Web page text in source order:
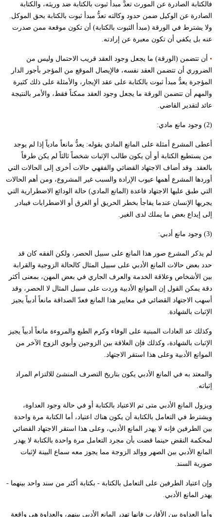
فالكتابة الصادرة عن المورث تعدُّ مبدأ ثبوت بالكتابة ضد وريثه، والكتابة
الصادرة عن الوكيل ضمن حدود وكالته تعدُّ مبدأ ثبوت بالكتابة بحق الموكل.
ولا يشترط في الورقة (مبدأ الثبوت بالكتابة) أن تكون موقعة ممن صدرت
عنه بل يكفي أن تكون معبرة عن إرادته.
• أن تتضمن (الورقة) ما يجعل وجود العقد قريب الاحتمال وليس من
الضروري أن تتضمن العقد نفسه، فالإيصال الموقع من المؤجر بأجور الدار
المؤجرة يعدُّ مبدأ ثبوت بالكتابة على عقد الإيجار، والأمثلة على ذلك كثيرة
والمهم أن تتضمن الورقة ما يجعل وجود العقد ممكناً فقط، والأمر بالنتيجة
عائد لتقدير القاضي.
(2) وجود مانع مادي:
أعطى المشرع أمثلة على المانع المادي بقوله: يعدُّ مانعاً مادياً إذا لم يوجد
من يستطيع الكتابة أو أن يكون طالب الإثبات شخصاً ثالثاً لم يكن طرفاً
بالعقد. وقد أضاف الاجتهاد القضائي والفقهي حالات أخرى إلى الحالات التي
أوردها المشرع أهمها عيوب الإرادة والسبب غير المشروع، ومن أهم الحالات
التي طبق عليها الاجتهاد قاعدة (المانع المادي) حالة الودائع الاضطرارية التي
يجريها الإنسان عندما يفاجأ بخطر الحريق أو الغرق أو الاضطرابات فيبادر
إلى إيداع بعض ما يملك لدى الغير.
(3) وجود مانع أدبي:
لم يذكر المشرع صور هذا المانع على سبيل الحصر، ولكن الفقه كان قد
حدد بعض حالات المانع الأدبي على سبيل المثال كالحالة الزوجية والقرابة
بين الأشخاص وعلاقة الخدمة والعرف الجاري في بعض المهن، بمعنى أكثر
دقة يمكن القول إن الموانع الأدبية وردت على سبيل المثال لا الحصر، وقد
أسهب الاجتهاد القضائي في معايير هذا المانع فعدّ الصداقة مانعاً أدبياً يجيز
الإثبات بالشهادة.
وكذلك عد العادات المبنية على الوفاء وكرم الطبع والمروءة مانعاً أدبياً يجيز
الإثبات بالشهادة، وكذلك فإن العلاقة بين الزوجين وأبوي الزوج الآخر من
الموانع الأدبية وعلى هذا استقر الاجتهاد.
والمعتد به في المانع الأدبي يكون بتاريخ التصرف المنشئ للالتزام المراد
إثباته.
ويزول المانع الأدبي متى تم الاعتياد بالكتابة أو في حالة وجود العداوة،
ويشترط في التعامل بالكتابة أن يكون هناك اعتياد، أما الكتابة مرة واحدة
بين الطرفين فإنه لا يهدر المانع الأدبي، وعلى هذا استقر الاجتهاد القضائي
لمحكمة النقض حينما قضت بأن مجرد التعامل مرة واحدة بالكتابة لا يهدر
المانع الأدبي بين الصهر ووالد الزوجة مما يجوز معه سماع البينة لإثبات
صورية السند.
وإن اعتياد الطرفين على التعامل بالكتابة - بكتابة أكثر من سند واحد بينهما -
يهدر المانع الأدبي.
وأما العداوة بين الأقارب فإنها تهدر المانع الأدبي بينهم، والعداوة هي واقعة